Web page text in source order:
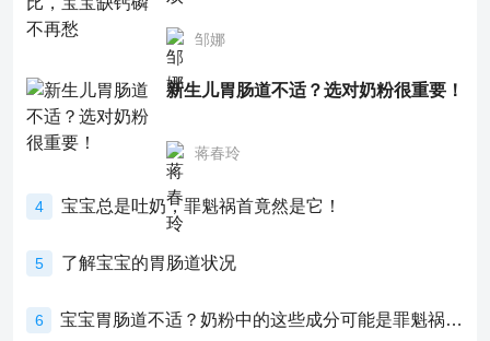
邹娜
新生儿胃肠道不适？选对奶粉很重要！
蒋春玲
4 宝宝总是吐奶，罪魁祸首竟然是它！
5 了解宝宝的胃肠道状况
6 宝宝胃肠道不适？奶粉中的这些成分可能是罪魁祸首！